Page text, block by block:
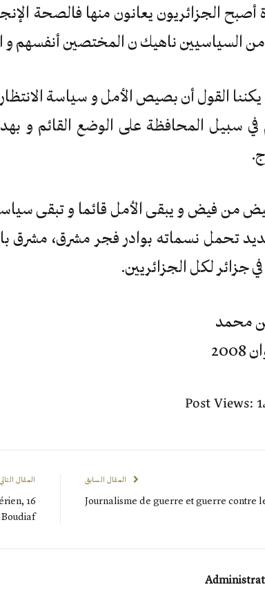
أصبح الجزائريون يعانون منها فالصحة
من السياسيين ناهيك ن المختصين أنفسهم
يكننا القول أن بصيص الأمل و سياسة
في سبيل المحافظة على الوضع القائم و
من فيض و يبقى الأمل قائما و تبقى
تحمل نسماته بوادر فجر مشرق، مشرق
جزائر لكل الجزائريين.
محمد
Post Views:
المقال السابق
Journalisme de guerre et guerre contre
المقال التالي
?